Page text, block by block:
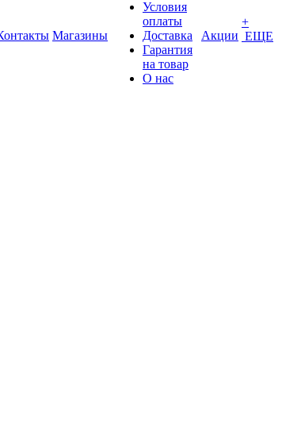
Магазины
Условия
оплаты
Доставка
Гарантия
на товар
О нас
Акции
+
ЕЩЕ